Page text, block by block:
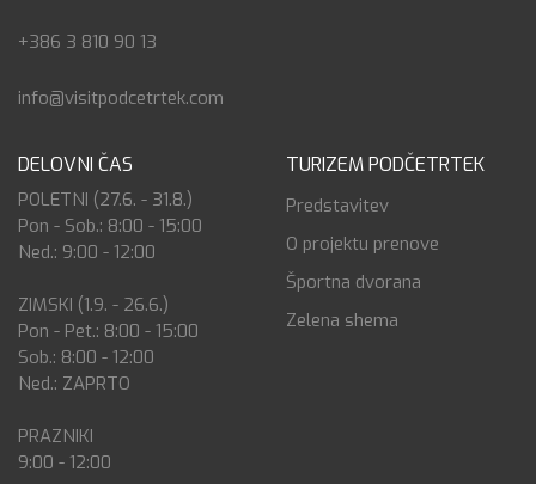
+386 3 810 90 13
info@visitpodcetrtek.com
DELOVNI ČAS
POLETNI (27.6. - 31.8.)
Pon - Sob.: 8:00 - 15:00
Ned.: 9:00 - 12:00
ZIMSKI (1.9. - 26.6.)
Pon - Pet.: 8:00 - 15:00
Sob.: 8:00 - 12:00
Ned.: ZAPRTO
PRAZNIKI
9:00 - 12:00
TURIZEM PODČETRTEK
Predstavitev
O projektu prenove
Športna dvorana
Zelena shema